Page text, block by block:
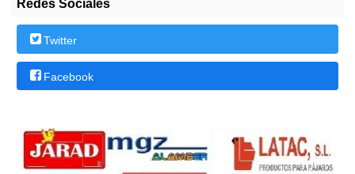
Redes Sociales
Twitter
Facebook